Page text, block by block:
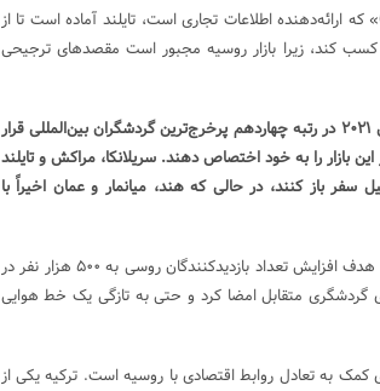
بر اساس گزارش منتشرشده از سوی شرکت «GlobalData» که ارائه‌دهنده اطلاعات تجاری است، تایلند آماده است تا از
کسب کند، زیرا بازار روسیه مجبور است مقصدهای ترجیحی
گردشگران روس‌ با هزینه‌کرد حدود ۱۱.۴ میلیارد دلار در سال ۲۰۲۱ در رتبه چهاردهم پرخرج‌ترین گردشگران بین‌المللی قرار
را به خود اختصاص دهند. سریلانکا، مراکش و تایلند
باز کنند، در حالی که هند، میانمار و عمان اخیراً با
تنها چند روز پس از امضای قرارداد توسعه گردشگری کوبا با هدف افزایش تعداد بازدیدکنندگان روسی به ۵۰۰ هزار نفر در
گردشگری متقابل امضا کرد و حتی به تازگی یک خط هوایی
به تعادل روابط اقتصادی با روسیه است. ترکیه یکی از